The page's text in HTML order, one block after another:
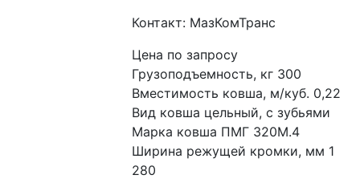
Контакт: МазКомТранс
Цена по запросу
Грузоподъемность, кг 300
Вместимость ковша, м/куб. 0,22
Вид ковша цельный, с зубьями
Марка ковша ПМГ 320М.4
Ширина режущей кромки, мм 1
280